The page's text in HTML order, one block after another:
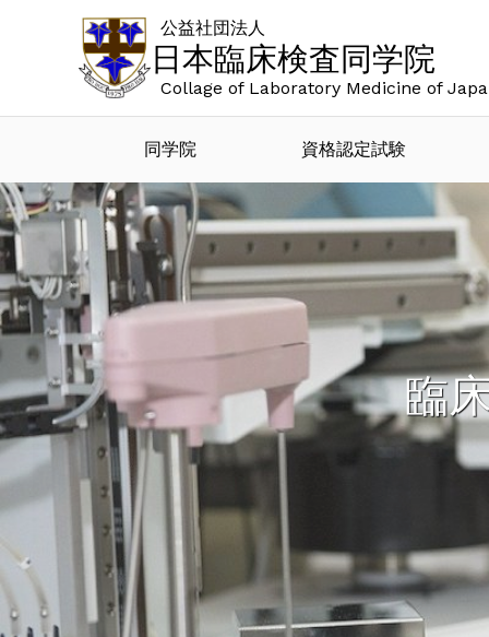
日本臨床検査同学院
公益社団法人
Collage of Laboratory Medicine of
同学院 資格認定試験
臨床